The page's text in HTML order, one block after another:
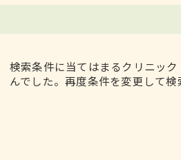
検索条件に当てはまるクリニッ
んでした。再度条件を変更して検